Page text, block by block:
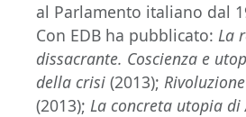
al Parlamento italiano dal
Con EDB ha pubblicato: La
dissacrante. Coscienza e
della crisi (2013);
(2013); La concreta utopia